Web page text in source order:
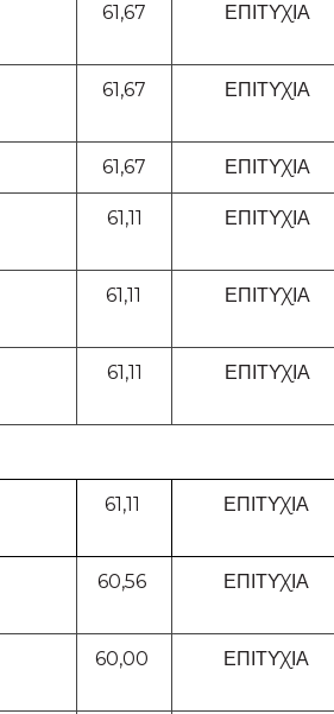
61,67 ΕΠΙΤΥΧΙΑ
61,67 ΕΠΙΤΥΧΙΑ
61,67 ΕΠΙΤΥΧΙΑ
61,11 ΕΠΙΤΥΧΙΑ
61,11 ΕΠΙΤΥΧΙΑ
61,11 ΕΠΙΤΥΧΙΑ
61,11 ΕΠΙΤΥΧΙΑ
60,56 ΕΠΙΤΥΧΙΑ
60,00 ΕΠΙΤΥΧΙΑ